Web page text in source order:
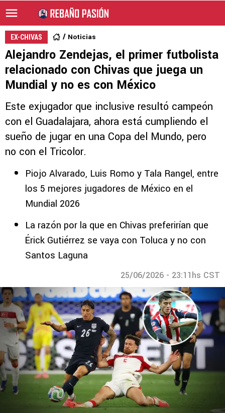
EX-CHIVAS Noticias
Alejandro Zendejas, el primer futbolista
relacionado con Chivas que juega un
Mundial y no es con México
Este exjugador que inclusive resultó campeón
con el Guadalajara, ahora está cumpliendo el
sueño de jugar en una Copa del Mundo, pero
no con el Tricolor.
Piojo Alvarado, Luis Romo y Tala Rangel, entre
los 5 mejores jugadores de México en el
Mundial 2026
La razón por la que en Chivas preferirían que
Érick Gutiérrez se vaya con Toluca y no con
Santos Laguna
25/06/2026 - 23:11hs CST